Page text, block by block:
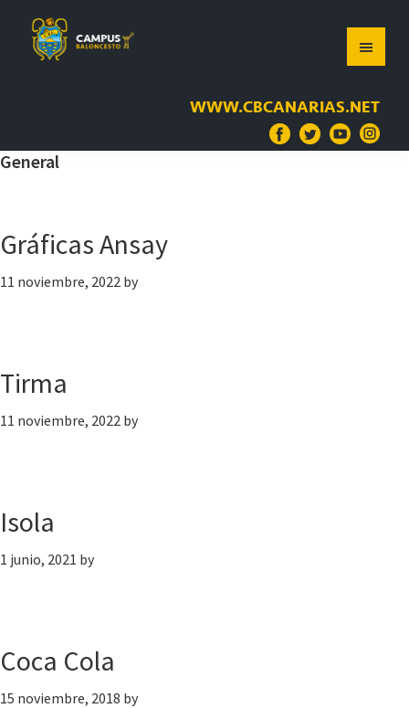
Saltar
Saltar
contenido
Saltar
principal
WWW.CBCANARIAS.NET
General
Gráficas Ansay
11 noviembre, 2022 by
Tirma
11 noviembre, 2022 by
Isola
1 junio, 2021 by
Coca Cola
15 noviembre, 2018 by